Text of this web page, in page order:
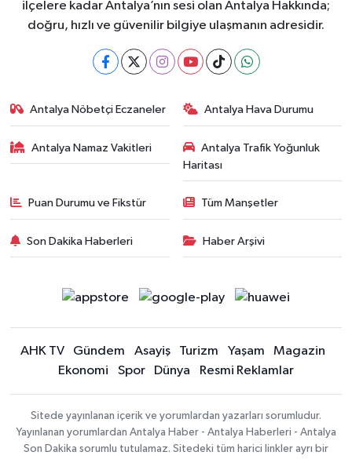
ilçelere kadar Antalya’nın sesi olan Antalya Hakkında;
doğru, hızlı ve güvenilir bilgiye ulaşmanın adresidir.
Antalya Nöbetçi Eczaneler Antalya Hava Durumu
Antalya Namaz Vakitleri
Antalya Trafik Yoğunluk
Haritası
Puan Durumu ve Fikstür Tüm Manşetler
Son Dakika Haberleri Haber Arşivi
AHK TV Gündem Asayiş Turizm Yaşam
Magazin
Ekonomi
Spor Dünya Resmi Reklamlar
Sitede yayınlanan içerik ve yorumlardan yazarları sorumludur.
Yayınlanan yorumlardan Antalya Haber - Antalya Haberleri - Antalya
Son Dakika sorumlu tutulamaz. Sitedeki tüm harici linkler ayrı bir